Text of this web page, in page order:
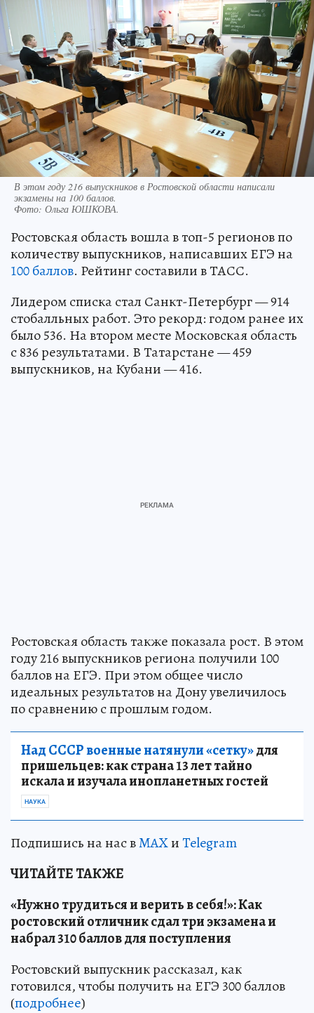
В этом году 216 выпускников в Ростовской области написали
экзамены на 100 баллов.
Фото: Ольга ЮШКОВА.
Ростовская область вошла в топ-5 регионов по
количеству выпускников, написавших ЕГЭ на
100 баллов. Рейтинг составили в ТАСС.
Лидером списка стал Санкт-Петербург — 914
стобалльных работ. Это рекорд: годом ранее их
было 536. На втором месте Московская область
с 836 результатами. В Татарстане — 459
выпускников, на Кубани — 416.
Ростовская область также показала рост. В этом
году 216 выпускников региона получили 100
баллов на ЕГЭ. При этом общее число
идеальных результатов на Дону увеличилось
по сравнению с прошлым годом.
Над СССР военные натянули «сетку»для
пришельцев: как страна 13 лет тайно
искала и изучала инопланетных гостей
НАУКА
Подпишись на нас вMAXиTelegram
ЧИТАЙТЕ ТАКЖЕ
«Нужно трудиться и верить в себя!»: Как
ростовский отличник сдал три экзамена и
набрал 310 баллов для поступления
Ростовский выпускник рассказал, как
готовился, чтобы получить на ЕГЭ 300 баллов
(подробнее)